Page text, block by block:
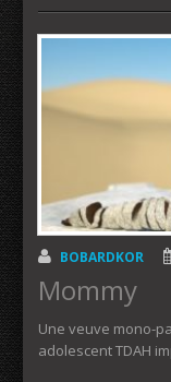
BOBARDKOR
Mommy
Une veuve mono-
adolescent TDAH